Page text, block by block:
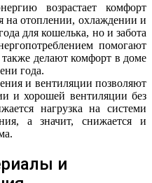
возрастает комфорт
отоплении, охлаждении и
для кошелька, но и забота
помогают
делают комфорт в доме
года.
и вентиляции позволяют
и хорошей вентиляции без
нагрузка на системи
а значит, снижается и
и